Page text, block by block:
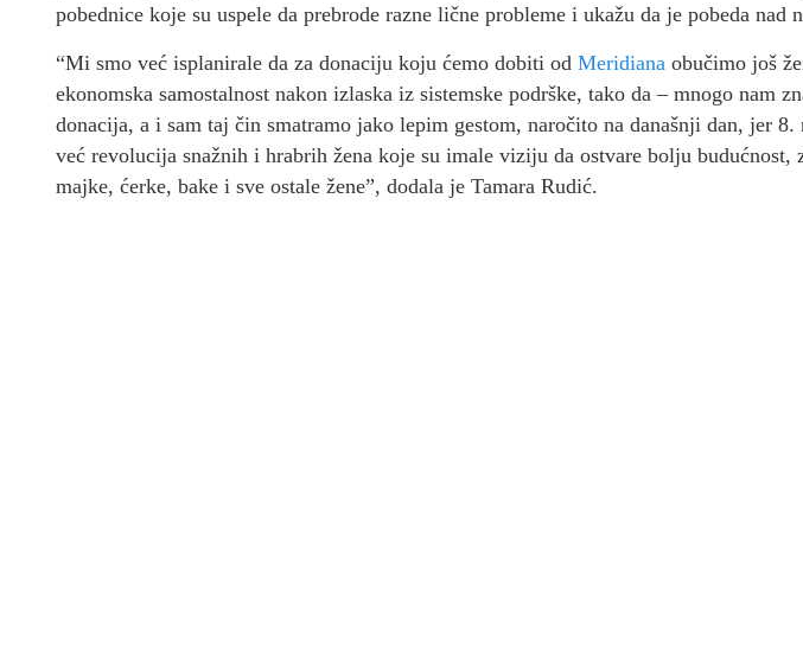
pobednice koje su uspele da prebrode razne lične probleme i ukažu da je pobeda nad
“Mi smo već isplanirale da za donaciju koju ćemo dobiti od Meridiana obučimo još
ekonomska samostalnost nakon izlaska iz sistemske podrške, tako da – mnogo nam
donacija, a i sam taj čin smatramo jako lepim gestom, naročito na današnji dan, jer
već revolucija snažnih i hrabrih žena koje su imale viziju da ostvare bolju budućnost,
majke, ćerke, bake i sve ostale žene”, dodala je Tamara Rudić.